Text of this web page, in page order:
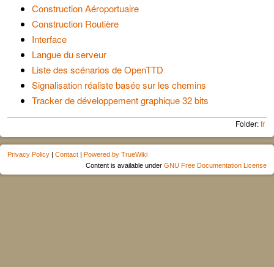
Construction Aéroportuaire
Construction Routière
Interface
Langue du serveur
Liste des scénarios de OpenTTD
Signalisation réaliste basée sur les chemins
Tracker de développement graphique 32 bits
Folder:fr
Privacy Policy | Contact | Powered by TrueWiki
Content is available under GNU Free Documentation License